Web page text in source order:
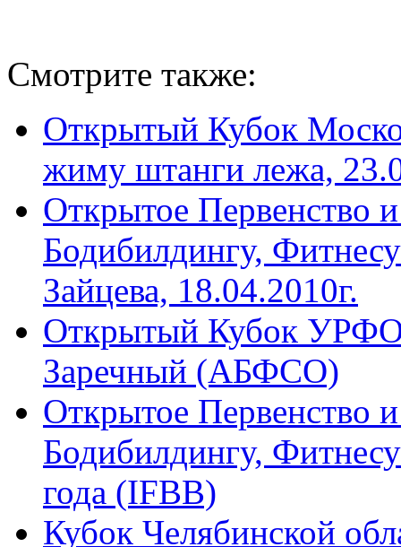
Смотрите также:
Открытый Кубок
жиму штанги лежа,
Открытое
Бодибилдингу,
Зайцева, 18.04.2010г.
Открытый Кубок УРФО
Заречный (АБФСО)
Открытое Первенство
Бодибилдингу,
года (IFBB)
Кубок Челябинской